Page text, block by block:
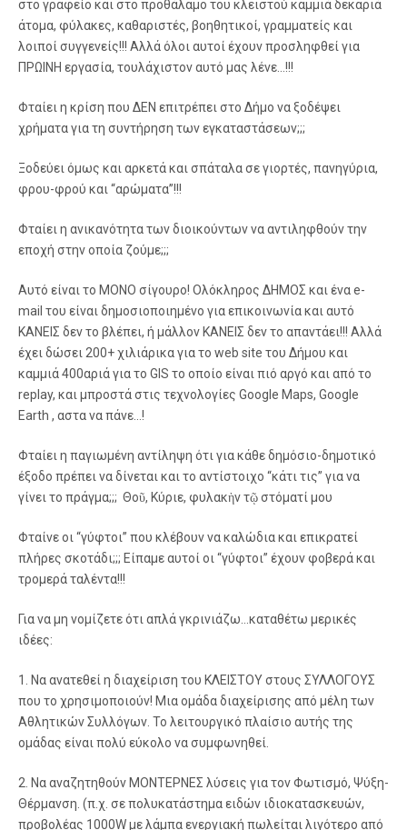
στο γραφείο και στο προθάλαμο του κλειστού καμμιά δεκαριά
άτομα, φύλακες, καθαριστές, βοηθητικοί, γραμματείς και
λοιποί συγγενείς!!! Αλλά όλοι αυτοί έχουν προσληφθεί για
ΠΡΩΙΝΗ εργασία, τουλάχιστον αυτό μας λένε…!!!
Φταίει η κρίση που ΔΕΝ επιτρέπει στο Δήμο να ξοδέψει
χρήματα για τη συντήρηση των εγκαταστάσεων;;;
Ξοδεύει όμως και αρκετά και σπάταλα σε γιορτές, πανηγύρια,
φρου-φρού και “αρώματα”!!!
Φταίει η ανικανότητα των διοικούντων να αντιληφθούν την
εποχή στην οποία ζούμε;;;
Αυτό είναι το ΜΟΝΟ σίγουρο! Ολόκληρος ΔΗΜΟΣ και ένα e-
mail του είναι δημοσιοποιημένο για επικοινωνία και αυτό
ΚΑΝΕΙΣ δεν το βλέπει, ή μάλλον ΚΑΝΕΙΣ δεν το απαντάει!!! Αλλά
έχει δώσει 200+ χιλιάρικα για το web site του Δήμου και
καμμιά 400αριά για το GIS το οποίο είναι πιό αργό και από το
replay, και μπροστά στις τεχνολογίες Google Maps, Google
Earth , αστα να πάνε…!
Φταίει η παγιωμένη αντίληψη ότι για κάθε δημόσιο-δημοτικό
έξοδο πρέπει να δίνεται και το αντίστοιχο “κάτι τις” για να
γίνει το πράγμα;;; Θοῦ, Κύριε, φυλακὴν τῷ στόµατί µου
Φταίνε οι “γύφτοι” που κλέβουν να καλώδια και επικρατεί
πλήρες σκοτάδι;;; Είπαμε αυτοί οι “γύφτοι” έχουν φοβερά και
τρομερά ταλέντα!!!
Για να μη νομίζετε ότι απλά γκρινιάζω…καταθέτω μερικές
ιδέες:
1. Να ανατεθεί η διαχείριση του ΚΛΕΙΣΤΟΥ στους ΣΥΛΛΟΓΟΥΣ
που το χρησιμοποιούν! Μια ομάδα διαχείρισης από μέλη των
Αθλητικών Συλλόγων. Το λειτουργικό πλαίσιο αυτής της
ομάδας είναι πολύ εύκολο να συμφωνηθεί.
2. Να αναζητηθούν ΜΟΝΤΕΡΝΕΣ λύσεις για τον Φωτισμό, Ψύξη-
Θέρμανση. (π.χ. σε πολυκατάστημα ειδών ιδιοκατασκευών,
προβολέας 1000W με λάμπα ενεργιακή πωλείται λιγότερο από